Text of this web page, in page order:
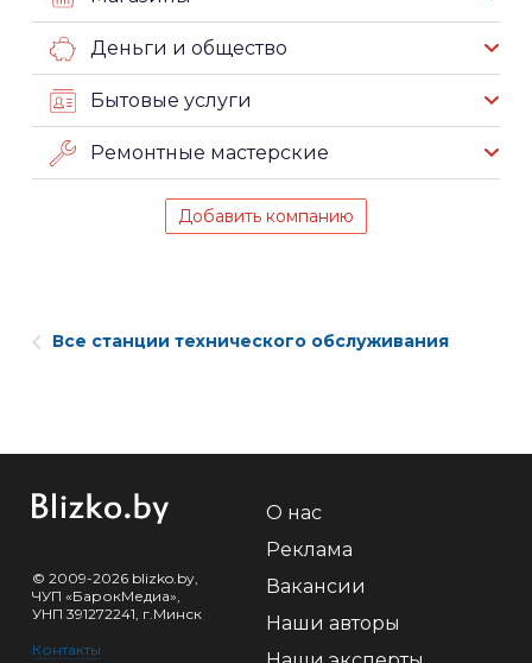
Деньги и общество
Бытовые услуги
Ремонтные мастерские
Добавить компанию
Все станции технического обслуживания
© 2009-2026 blizko.by,
ЧУП «БарокМедиа»,
УНП 391272241, г.Минск
Контакты
О нас
Реклама
Вакансии
Наши авторы